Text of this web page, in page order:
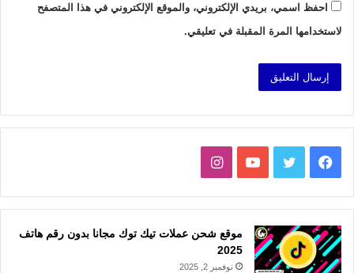
احفظ اسمي، بريدي الإلكتروني، والموقع الإلكتروني في هذا المتصفح
لاستخدامها المرة المقبلة في تعليقي.
فيسبوك تويتر يوتيوبانستقرام
موقع شحن عملات تيك توك مجانا بدون رقم هاتف
2025
نوفمبر 2, 2025